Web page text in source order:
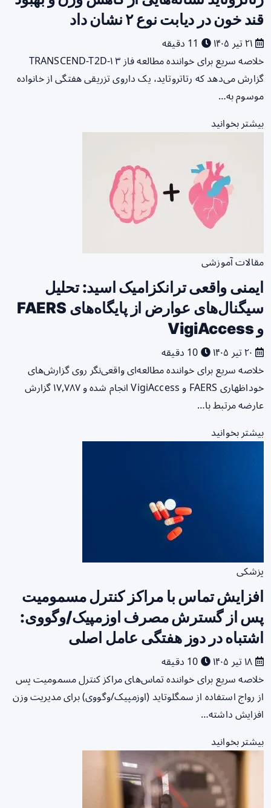
قند خون در دیابت نوع ۲ نشان داد
خلاصه سریع برای خواننده مطالعه فاز ۳ TRANSCEND-T2D-۱
گزارش می‌دهد که رتاتروتاید، یک داروی تزریقی هفتگی از خانواده
موسوم به…
بیشتر بخوانید
مقالات آموزشی
ایمنی واقعی ترانکزامیک اسید: تحلیل
سیگنال‌های عوارض از پایگاه‌های FAERS
و VigiAccess
خلاصه سریع برای خواننده مطالعه‌ای واقعی‌نگر روی گزارش‌های
خوداظهاری FAERS و VigiAccess انجام شده و ۱۷,۷۸۷ گزارش
عارضه مرتبط با…
بیشتر بخوانید
پزشکی
افزایش تماس با مراکز کنترل مسمومیت
پس از گسترش مصرف اوزمپیک/وگووی:
اشتباه در دوز هفتگی عامل اصلی
خلاصه سریع برای خواننده تماس‌های مراکز کنترل مسمومیت پس
از رواج استفاده از سمگلوتاید (اوزمپیک/وگووی) برای مدیریت وزن
افزایش داشته…
بیشتر بخوانید